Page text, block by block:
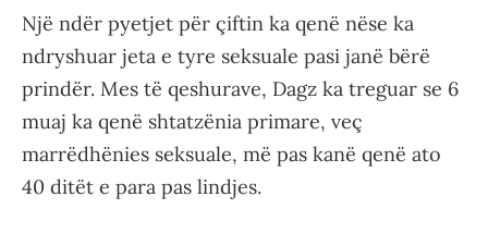
Një ndër pyetjet për çiftin ka qenë nëse ka
ndryshuar jeta e tyre seksuale pasi janë bërë
prindër. Mes të qeshurave, Dagz ka treguar se 6
muaj ka qenë shtatzënia primare, veç
marrëdhënies seksuale, më pas kanë qenë ato
40 ditët e para pas lindjes.